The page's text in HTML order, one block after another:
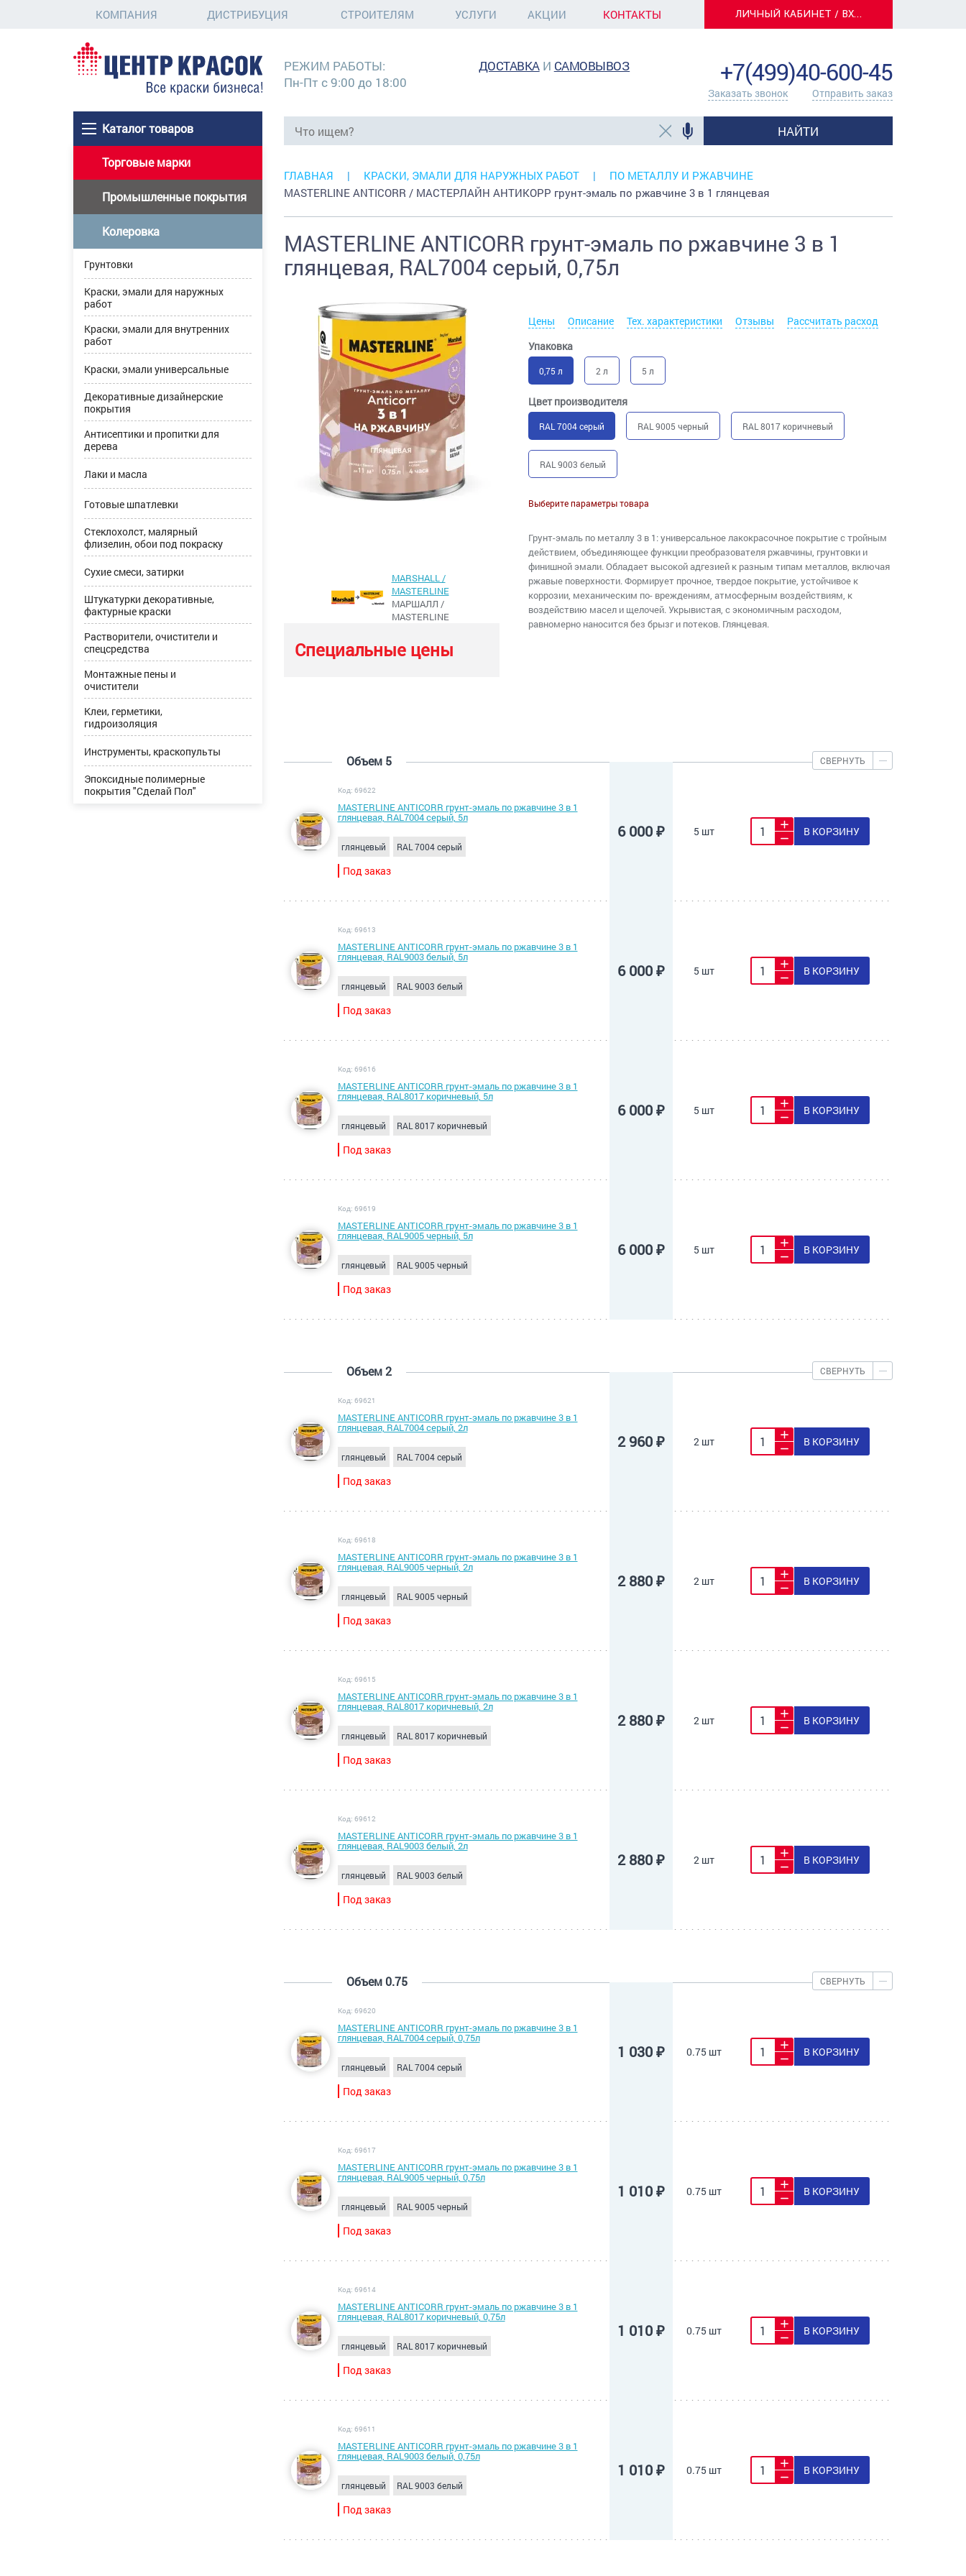
КОМПАНИЯ ДИСТРИБУЦИЯ СТРОИТЕЛЯМ УСЛУГИ АКЦИИ КОНТАКТЫ ЛИЧНЫЙ КАБИНЕТ / ВХОД
Каталог товаров
РЕЖИМ РАБОТЫ:
Пн-Пт с 9:00 до 18:00
ДОСТАВКАИ САМОВЫВОЗ +7(499)40-600-45
Заказать звонок Отправить заказ
НАЙТИ
Торговые марки
Промышленные покрытия
Колеровка
Грунтовки
Краски, эмали для наружных
работ
Краски, эмали для внутренних
работ
Краски, эмали универсальные
Декоративные дизайнерские
покрытия
Антисептики и пропитки для
дерева
Лаки и масла
Готовые шпатлевки
Стеклохолст, малярный
флизелин, обои под покраску
Сухие смеси, затирки
Штукатурки декоративные,
фактурные краски
Растворители, очистители и
спецсредства
Монтажные пены и
очистители
Клеи, герметики,
гидроизоляция
Инструменты, краскопульты
Эпоксидные полимерные
покрытия "Сделай Пол"
ГЛАВНАЯ КРАСКИ, ЭМАЛИ ДЛЯ НАРУЖНЫХ РАБОТ
ПО МЕТАЛЛУ И РЖАВЧИНЕ
MASTERLINE ANTICORR / МАСТЕРЛАЙН АНТИКОРР грунт-эмаль по ржавчине 3 в 1 глянцевая
MASTERLINE ANTICORR грунт-эмаль по ржавчине 3 в 1
глянцевая, RAL7004 серый, 0,75л
MARSHALL /
MASTERLINE
МАРШАЛЛ /
MASTERLINE
Специальные цены
Цены Описание Тех. характеристики Отзывы
Рассчитать расход
Упаковка
0,75 л 2 л 5 л
Цвет производителя
RAL 7004 серый RAL 9005 черный RAL 8017 коричневый
RAL 9003 белый
Выберите параметры товара
Грунт-эмаль по металлу 3 в 1: универсальное лакокрасочное покрытие с тройным
действием, объединяющее функции преобразователя ржавчины, грунтовки и
финишной эмали. Обладает высокой адгезией к разным типам металлов, включая
ржавые поверхности. Формирует прочное, твердое покрытие, устойчивое к
коррозии, механическим по- вреждениям, атмосферным воздействиям, к
воздействию масел и щелочей. Укрывистая, с экономичным расходом,
равномерно наносится без брызг и потеков. Глянцевая.
Объем 5 СВЕРНУТЬ
Код: 69622
MASTERLINE ANTICORR грунт-эмаль по ржавчине 3 в 1
глянцевая, RAL7004 серый, 5л
глянцевый RAL 7004 серый
Под заказ
6 000 ₽ 5 шт В КОРЗИНУ
Код: 69613
MASTERLINE ANTICORR грунт-эмаль по ржавчине 3 в 1
глянцевая, RAL9003 белый, 5л
глянцевый RAL 9003 белый
Под заказ
6 000 ₽ 5 шт В КОРЗИНУ
Код: 69616
MASTERLINE ANTICORR грунт-эмаль по ржавчине 3 в 1
глянцевая, RAL8017 коричневый, 5л
глянцевый RAL 8017 коричневый
Под заказ
6 000 ₽ 5 шт В КОРЗИНУ
Код: 69619
MASTERLINE ANTICORR грунт-эмаль по ржавчине 3 в 1
глянцевая, RAL9005 черный, 5л
глянцевый RAL 9005 черный
Под заказ
6 000 ₽ 5 шт В КОРЗИНУ
Объем 2 СВЕРНУТЬ
Код: 69621
MASTERLINE ANTICORR грунт-эмаль по ржавчине 3 в 1
глянцевая, RAL7004 серый, 2л
глянцевый RAL 7004 серый
Под заказ
2 960 ₽ 2 шт В КОРЗИНУ
Код: 69618
MASTERLINE ANTICORR грунт-эмаль по ржавчине 3 в 1
глянцевая, RAL9005 черный, 2л
глянцевый RAL 9005 черный
Под заказ
2 880 ₽ 2 шт В КОРЗИНУ
Код: 69615
MASTERLINE ANTICORR грунт-эмаль по ржавчине 3 в 1
глянцевая, RAL8017 коричневый, 2л
глянцевый RAL 8017 коричневый
Под заказ
2 880 ₽ 2 шт В КОРЗИНУ
Код: 69612
MASTERLINE ANTICORR грунт-эмаль по ржавчине 3 в 1
глянцевая, RAL9003 белый, 2л
глянцевый RAL 9003 белый
Под заказ
2 880 ₽ 2 шт В КОРЗИНУ
Объем 0.75 СВЕРНУТЬ
Код: 69620
MASTERLINE ANTICORR грунт-эмаль по ржавчине 3 в 1
глянцевая, RAL7004 серый, 0,75л
глянцевый RAL 7004 серый
Под заказ
1 030 ₽ 0.75 шт В КОРЗИНУ
Код: 69617
MASTERLINE ANTICORR грунт-эмаль по ржавчине 3 в 1
глянцевая, RAL9005 черный, 0,75л
глянцевый RAL 9005 черный
Под заказ
1 010 ₽ 0.75 шт В КОРЗИНУ
Код: 69614
MASTERLINE ANTICORR грунт-эмаль по ржавчине 3 в 1
глянцевая, RAL8017 коричневый, 0,75л
глянцевый RAL 8017 коричневый
Под заказ
1 010 ₽ 0.75 шт В КОРЗИНУ
Код: 69611
MASTERLINE ANTICORR грунт-эмаль по ржавчине 3 в 1
глянцевая, RAL9003 белый, 0,75л
глянцевый RAL 9003 белый
Под заказ
1 010 ₽ 0.75 шт В КОРЗИНУ